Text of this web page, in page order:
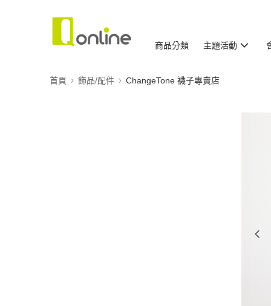
商品分類 主題活動
首頁 飾品/配件 ChangeTone 襪子專賣店